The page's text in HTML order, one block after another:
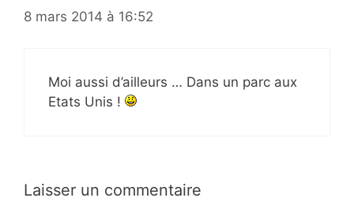
8 mars 2014 à 16:52
Moi aussi d’ailleurs … Dans un parc aux
Etats Unis !
Laisser un commentaire